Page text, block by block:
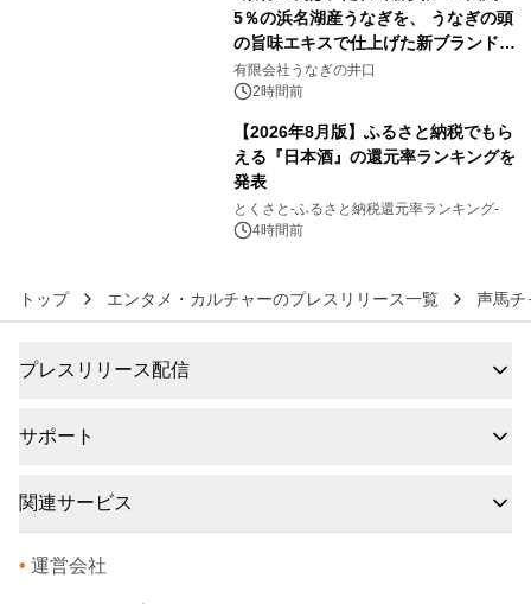
5％の浜名湖産うなぎを、 うなぎの頭
の旨味エキスで仕上げた新ブランド
「井口の誉」誕生
有限会社うなぎの井口
2時間前
【2026年8月版】ふるさと納税でもら
える『日本酒』の還元率ランキングを
発表
とくさと-ふるさと納税還元率ランキング-
4時間前
トップ エンタメ・カルチャーのプレスリリース一覧 声馬チ
プレスリリース配信
サポート
関連サービス
• 運営会社